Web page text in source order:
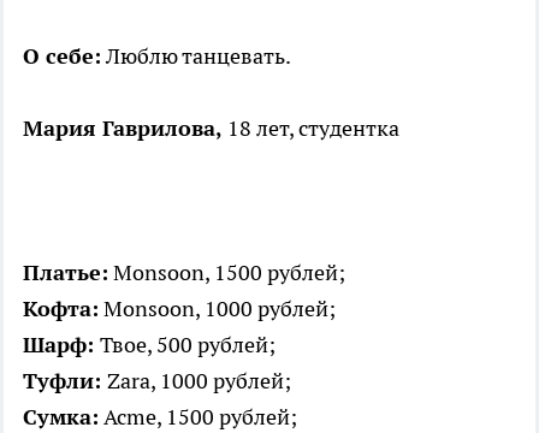
О себе:Люблю танцевать.
Мария Гаврилова, 18 лет, студентка
Платье: Monsoon, 1500 рублей;
Кофта: Monsoon, 1000 рублей;
Шарф: Твое, 500 рублей;
Туфли: Zara, 1000 рублей;
Сумка: Acme, 1500 рублей;